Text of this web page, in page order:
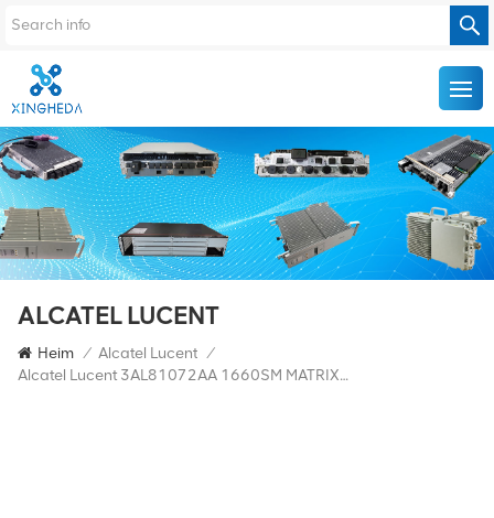
ALCATEL LUCENT
Heim / Alcatel Lucent /
Alcatel Lucent 3AL81072AA 1660SM MATRIXE Erweiterte Karte